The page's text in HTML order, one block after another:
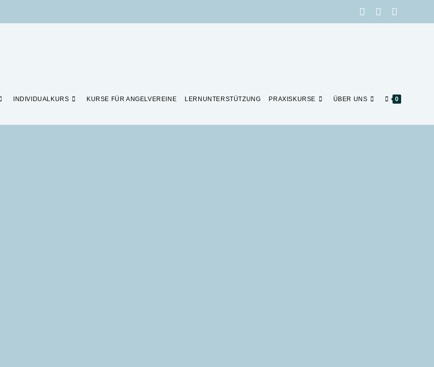
INDIVIDUALKURS KURSE FÜR ANGELVEREINE LERNUNTERSTÜTZUNG PRAXISKURSE ÜBER UNS 0